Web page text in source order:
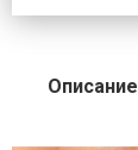
Описание